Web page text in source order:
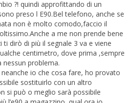
?! quindi approfittando di un
preso l E90.Bel telefono, anche se
non è molto comodo,faccio il
a me non prende bene
dirò di più il segnale 3 va e viene
centimetro, dove prima ,sempre
nessun problema.
io che cosa fare, ho provato
sostituirlo con un altro
si può o meglio sarà possibile